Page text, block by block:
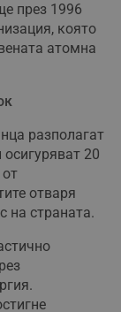
през 1996
която
атомна
разполагат
20
отваря
на страната.